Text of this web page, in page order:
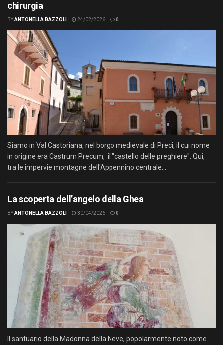
chirurgia
BYANTONELLA BAZZOLI 24/02/2026 0
Siamo in Val Castoriana, nel borgo medievale di Preci, il cui nome
in origine era Castrum Precum, il "castello delle preghiere". Qui,
tra le impervie montagne dell'Appennino centrale...
La scoperta dell’angelo della Ghea
BYANTONELLA BAZZOLI 30/04/2026 0
Il santuario della Madonna della Neve, popolarmente noto come